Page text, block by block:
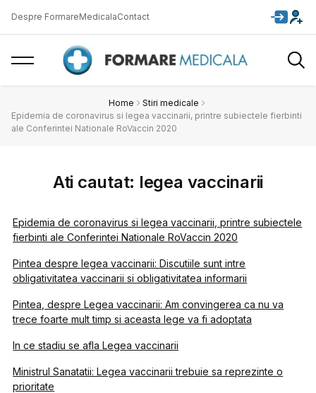
Despre FormareMedicalaContact
Home
Stiri medicale
Epidemia de coronavirus si legea vaccinarii, printre subiectele fierbinti
ale Conferintei Nationale RoVaccin 2020
Ati cautat: legea vaccinarii
Epidemia de coronavirus si legea vaccinarii, printre subiectele
fierbinti ale Conferintei Nationale RoVaccin 2020
Pintea despre legea vaccinarii: Discutiile sunt intre
obligativitatea vaccinarii si obligativitatea informarii
Pintea, despre Legea vaccinarii: Am convingerea ca nu va
trece foarte mult timp si aceasta lege va fi adoptata
In ce stadiu se afla Legea vaccinarii
Ministrul Sanatatii: Legea vaccinarii trebuie sa reprezinte o
prioritate